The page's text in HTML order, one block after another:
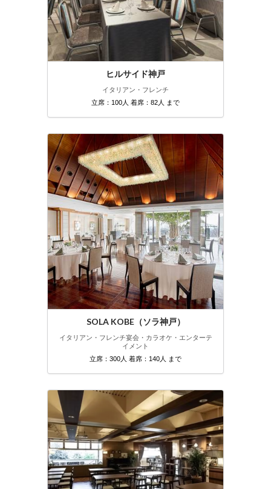
ヒルサイド神戸
イタリアン・フレンチ
立席：100人 着席：82人 まで
SOLA KOBE（ソラ神戸）
イタリアン・フレンチ宴会・カラオケ・エンターテ
イメント
立席：300人 着席：140人 まで